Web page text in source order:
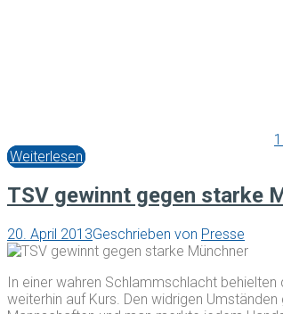
Weiterlesen
TSV gewinnt gegen starke
20. April 2013Geschrieben von Presse
In einer wahren Schlammschlacht
weiterhin auf Kurs. Den widrigen